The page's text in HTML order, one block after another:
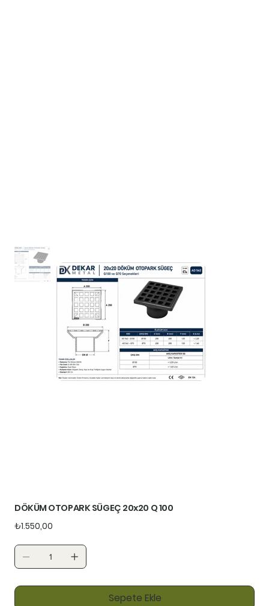
DÖKÜM OTOPARK SÜGEÇ 20x20 Q 100
Fiyat
₺1.550,00
Sepete Ekle